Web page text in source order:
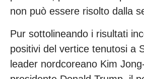
non può essere risolto dalla
Pur sottolineando i risultati
positivi del vertice tenutosi a
leader nordcoreano Kim